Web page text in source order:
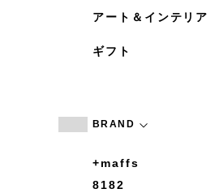
アート＆インテリア
ギフト
BRAND
+maffs
8182